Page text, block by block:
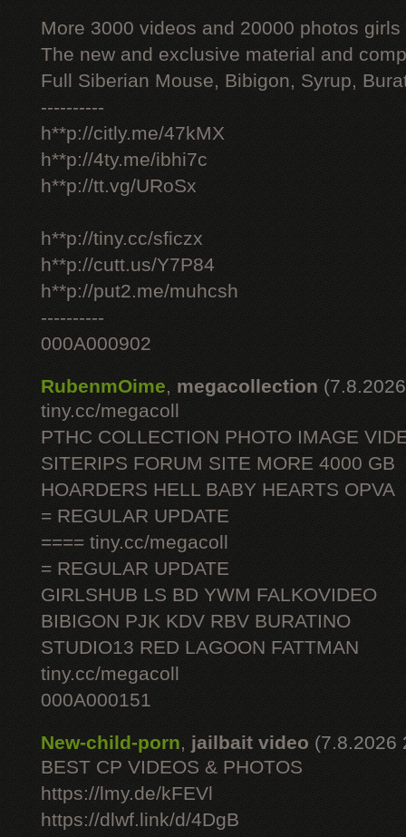
More 3000 videos and 20000 photos
The new and exclusive material and
Full Siberian Mouse, Bibigon, Syrup,
----------
h**p://citly.me/47kMX
h**p://4ty.me/ibhi7c
h**p://tt.vg/URoSx
h**p://tiny.cc/sficzx
h**p://cutt.us/Y7P84
h**p://put2.me/muhcsh
----------
000A000902
RubenmOime, megacollection
tiny.cc/megacoll
PTHC COLLECTION PHOTO IMAGE
SITERIPS FORUM SITE MORE 4000 GB
HOARDERS HELL BABY HEARTS OPVA
= REGULAR UPDATE
==== tiny.cc/megacoll
= REGULAR UPDATE
GIRLSHUB LS BD YWM FALKOVIDEO
BIBIGON PJK KDV RBV BURATINO
STUDIO13 RED LAGOON FATTMAN
tiny.cc/megacoll
000A000151
New-child-porn, jailbait video (7.8.2026
BEST CP VIDEOS & PHOTOS
https://lmy.de/kFEVl
https://dlwf.link/d/4DgB